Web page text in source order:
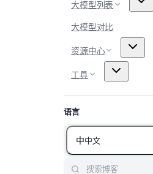
大模型列表
大模型对比
资源中心
工具
语言
中中文